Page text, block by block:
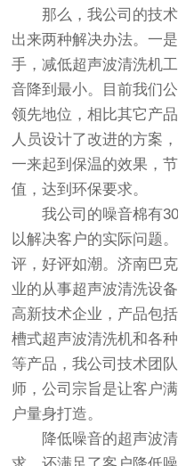
那么，我公司的技术
出来两种解决办法。一
手，减低超声波清洗机
音降到最小。目前我们
领先地位，相比其它产
人员设计了改进的方案
一来起到保温的效果，
值，达到环保要求。
我公司的噪音棉有
以解决客户的实际问题
评，好评如潮。济南巴
业的从事超声波清洗设
高新技术企业，产品包
槽式超声波清洗机和各
等产品，我公司技术团
师，公司宗旨是让客户
户量身打造。
降低噪音的超声波清